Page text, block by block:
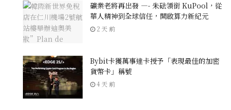
礦業老將再出發 —- 朱砝領銜 KuPool，從
華人精神到全球信任，開啟算力新紀元
2 天 前
Bybit卡獲萬事達卡授予「表現最佳的加密
貨幣卡」稱號
4 天 前